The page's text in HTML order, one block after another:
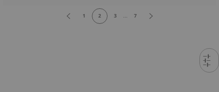
1 2 3 ... 7